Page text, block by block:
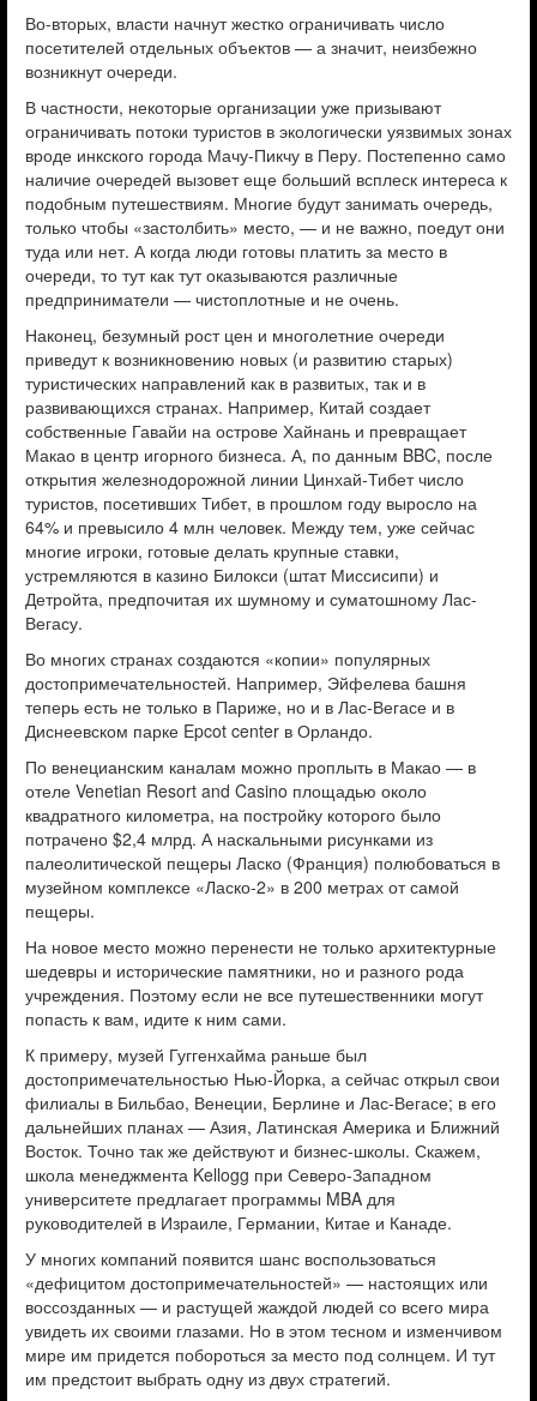
Во-вторых, власти начнут жестко ограничивать число
посетителей отдельных объектов — а значит, неизбежно
возникнут очереди.
В частности, некоторые организации уже призывают
ограничивать потоки туристов в экологически уязвимых зонах
вроде инкского города Мачу-Пикчу в Перу. Постепенно само
наличие очередей вызовет еще больший всплеск интереса к
подобным путешествиям. Многие будут занимать очередь,
только чтобы «застолбить» место, — и не важно, поедут они
туда или нет. А когда люди готовы платить за место в
очереди, то тут как тут оказываются различные
предприниматели — чистоплотные и не очень.
Наконец, безумный рост цен и многолетние очереди
приведут к возникновению новых (и развитию старых)
туристических ­нап­рав­лений как в развитых, так и в
развивающихся­ странах. ­Например, Китай создает
собственные Гавайи на острове Хайнань и превращает
Макао в центр игорного бизнеса. А, по данным BBC, после
открытия железнодорожной линии Цинхай-Тибет число
туристов, посетивших Тибет, в прошлом году выросло на
64% и превысило 4 млн человек. Между тем, уже ­сейчас
многие игроки, готовые делать крупные ставки,
устремляются в казино Билокси (штат Миссисипи) и
Детройта, предпочитая их шумному и суматошному Лас-
Вегасу.
Во многих странах создаются «копии» популярных
достопримечательностей. Например, Эйфелева башня
теперь есть не только в Париже, но и в Лас-Вегасе и в
Диснеевском парке Epcot center в Орландо.
По венецианским каналам можно проплыть в Макао — в
отеле Venetian Resort and Casino площадью около
квадратного километра, на постройку­ ­которого было
потрачено $2,4 млрд. А наскальными рисунками из
палеолитической пещеры Ласко (Франция) полюбоваться в
музейном комплексе «Ласко-2» в 200 метрах от самой
пещеры.
На новое место можно перенести не только архитектурные
шедевры и исторические памятники, но и раз­ного рода
учреждения. Поэтому если не все путешественники могут
попасть к вам, идите к ним сами.
К примеру, музей Гуггенхайма раньше был
достопримечательностью Нью-Йорка, а сейчас открыл свои
филиалы в Бильбао, Венеции, Берлине и Лас-Вегасе; в его
дальнейших ­планах — Азия, Латинская Америка и Ближний
Восток. Точно так же дей­ствуют и бизнес-школы. Скажем,
школа менеджмента Kellogg при Северо-Западном
университете предлагает программы MBA для
руководителей в Израиле, Германии, Китае и Канаде.
У многих компаний появится шанс воспользоваться
«дефицитом достопримечательностей» — настоящих или
воссозданных — и растущей жаждой людей со всего мира
увидеть их своими глазами. Но в этом тесном и изменчивом
мире им придется побороться за место под солнцем. И тут
им предстоит выбрать одну из двух стратегий.